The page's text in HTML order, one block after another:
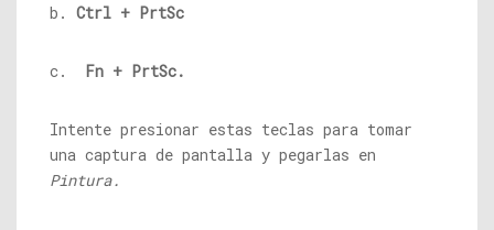
b. Ctrl + PrtSc
c. Fn + PrtSc.
Intente presionar estas teclas para tomar
una captura de pantalla y pegarlas en
Pintura.